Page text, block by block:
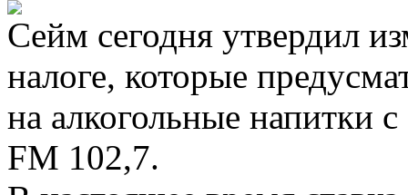
Сейм сегодня утвердил
налоге, которые
на алкогольные напитки
FM 102,7.